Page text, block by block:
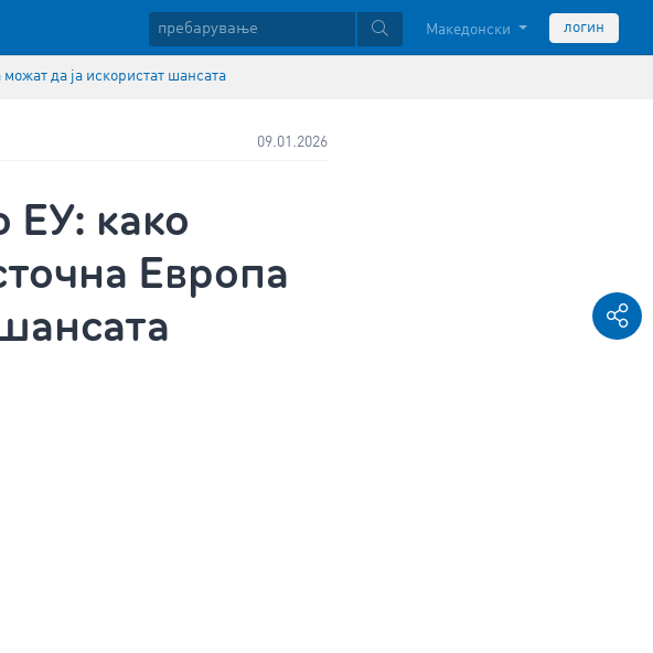
Македонски логин
да ја искористат шансата
09.01.2026
ЕУ: како
Европа